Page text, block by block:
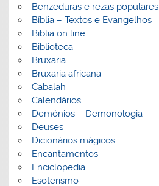
Benzeduras e rezas populares
Bíblia – Textos e Evangelhos
Biblia on line
Biblioteca
Bruxaria
Bruxaria africana
Cabalah
Calendários
Demónios – Demonologia
Deuses
Dicionários mágicos
Encantamentos
Enciclopedia
Esoterismo